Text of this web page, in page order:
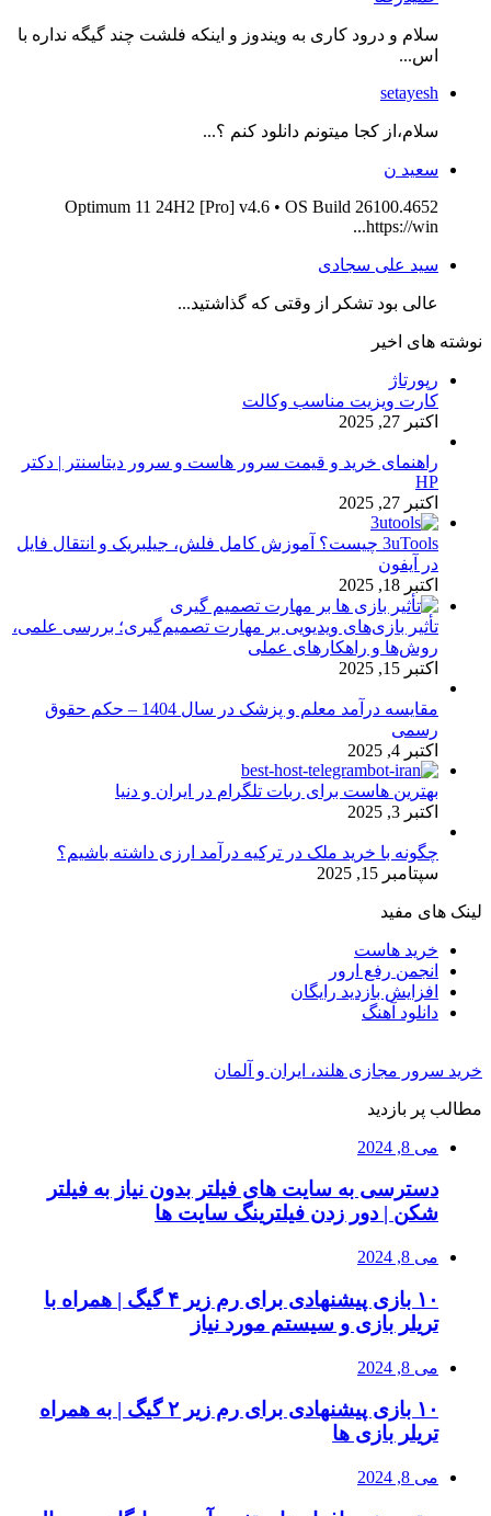
سلام و درود کاری به ویندوز و اینکه فلشت چند گیگه نداره با
اس...
setayesh
سلام،از کجا میتونم دانلود کنم ؟...
سعید ن
Optimum 11 24H2 [Pro] v4.6 • OS Build 26100.4652
https://win...
سید علی سجادی
عالی بود تشکر از وقتی که گذاشتید...
نوشته های اخیر
رپورتاژ
کارت ویزیت مناسب وکالت
اکتبر 27, 2025
راهنمای خرید و قیمت سرور هاست و سرور دیتاسنتر | دکتر
HP
اکتبر 27, 2025
3uTools چیست؟ آموزش کامل فلش، جیلبریک و انتقال فایل
در آیفون
اکتبر 18, 2025
تأثیر بازی‌های ویدیویی بر مهارت تصمیم‌گیری؛ بررسی علمی،
روش‌ها و راهکارهای عملی
اکتبر 15, 2025
مقایسه درآمد معلم و پزشک در سال 1404 – حکم حقوق
رسمی
اکتبر 4, 2025
بهترین هاست برای ربات تلگرام در ایران و دنیا
اکتبر 3, 2025
چگونه با خرید ملک در ترکیه درآمد ارزی داشته باشیم؟
سپتامبر 15, 2025
لینک های مفید
خرید هاست
انجمن رفع ارور
افزایش بازدید رایگان
دانلود آهنگ
خرید سرور مجازی هلند، ایران و آلمان
مطالب پر بازدید
می 8, 2024
دسترسی به سایت های فیلتر بدون نیاز به فیلتر
شکن | دور زدن فیلترینگ سایت ها
می 8, 2024
۱۰ بازی پیشنهادی برای رم زیر ۴ گیگ | همراه با
تریلر بازی و سیستم مورد نیاز
می 8, 2024
۱۰ بازی پیشنهادی برای رم زیر ۲ گیگ | به همراه
تریلر بازی ها
می 8, 2024